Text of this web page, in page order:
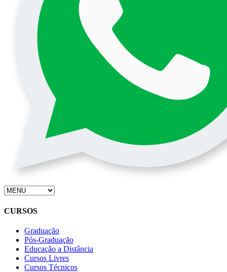
CURSOS
Graduação
Pós-Graduação
Educação a Distância
Cursos Livres
Cursos Técnicos